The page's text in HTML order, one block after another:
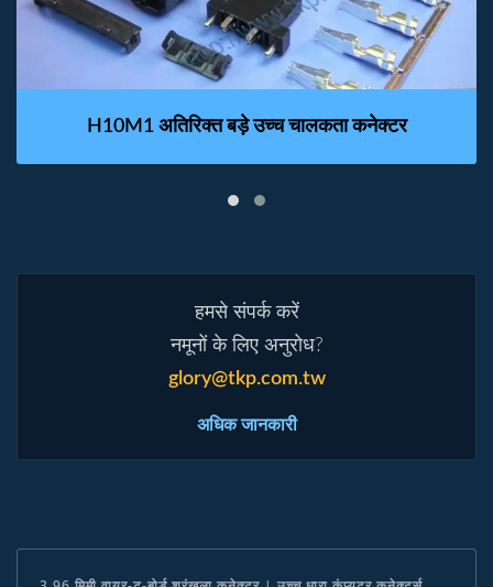
H10M1 अतिरिक्त बड़े उच्च चालकता कनेक्टर
हमसे संपर्क करें
नमूनों के लिए अनुरोध?
glory@tkp.com.tw
अधिक जानकारी